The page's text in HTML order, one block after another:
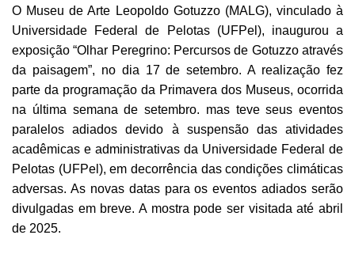
O Museu de Arte Leopoldo Gotuzzo (MALG), vinculado à
Universidade Federal de Pelotas (UFPel), inaugurou a
exposição “Olhar Peregrino: Percursos de Gotuzzo através
da paisagem”, no dia 17 de setembro. A realização fez
parte da programação da Primavera dos Museus, ocorrida
na última semana de setembro. mas teve seus eventos
paralelos adiados devido à suspensão das atividades
acadêmicas e administrativas da Universidade Federal de
Pelotas (UFPel), em decorrência das condições climáticas
adversas. As novas datas para os eventos adiados serão
divulgadas em breve. A mostra pode ser visitada até abril
de 2025.